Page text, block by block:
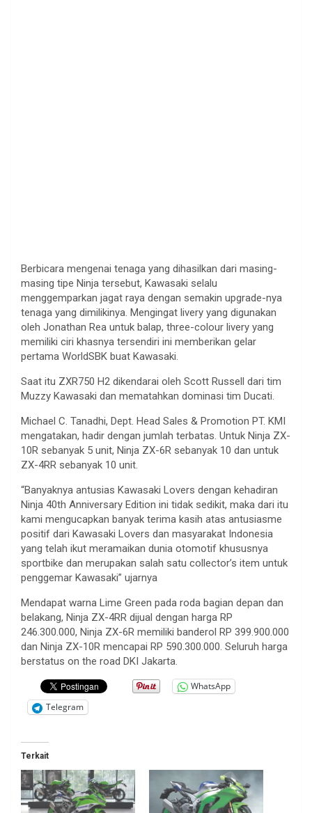
Berbicara mengenai tenaga yang dihasilkan dari masing-
masing tipe Ninja tersebut, Kawasaki selalu
menggemparkan jagat raya dengan semakin upgrade-nya
tenaga yang dimilikinya. Mengingat livery yang digunakan
oleh Jonathan Rea untuk balap, three-colour livery yang
memiliki ciri khasnya tersendiri ini memberikan gelar
pertama WorldSBK buat Kawasaki.
Saat itu ZXR750 H2 dikendarai oleh Scott Russell dari tim
Muzzy Kawasaki dan mematahkan dominasi tim Ducati.
Michael C. Tanadhi, Dept. Head Sales & Promotion PT. KMI
mengatakan, hadir dengan jumlah terbatas. Untuk Ninja ZX-
10R sebanyak 5 unit, Ninja ZX-6R sebanyak 10 dan untuk
ZX-4RR sebanyak 10 unit.
“Banyaknya antusias Kawasaki Lovers dengan kehadiran
Ninja 40th Anniversary Edition ini tidak sedikit, maka dari itu
kami mengucapkan banyak terima kasih atas antusiasme
positif dari Kawasaki Lovers dan masyarakat Indonesia
yang telah ikut meramaikan dunia otomotif khususnya
sportbike dan merupakan salah satu collector’s item untuk
penggemar Kawasaki” ujarnya
Mendapat warna Lime Green pada roda bagian depan dan
belakang, Ninja ZX-4RR dijual dengan harga RP
246.300.000, Ninja ZX-6R memiliki banderol RP 399.900.000
dan Ninja ZX-10R mencapai RP 590.300.000. Seluruh harga
berstatus on the road DKI Jakarta.
WhatsApp
Telegram
Terkait